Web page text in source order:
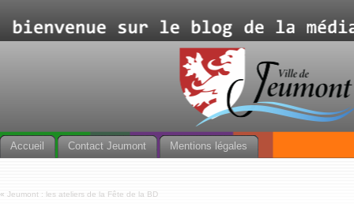
Accueil Contact Jeumont Mentions légales
« Jeumont : les ateliers de la Fête de la BD